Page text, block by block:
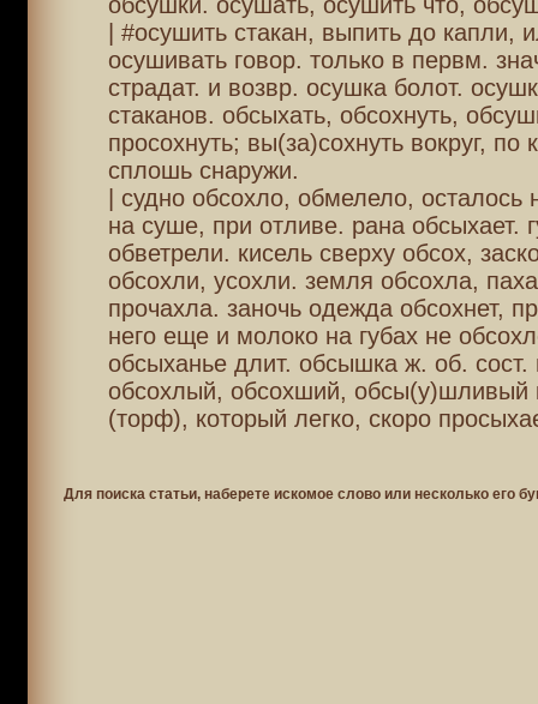
| #осушить стакан, выпить до капли,
осушивать говор. только в первм.
страдат. и возвр. осушка болот.
стаканов. обсыхать, обсохнуть,
просохнуть; вы(за)сохнуть вокруг, по
сплошь снаружи.
| судно обсохло, обмелело, осталось
на суше, при отливе. рана обсыхает.
обветрели. кисель сверху обсох,
обсохли, усохли. земля обсохла,
прочахла. заночь одежда обсохнет,
него еще и молоко на губах не
обсыханье длит. обсышка ж. об. сост.
обсохлый, обсохший, обсы(у)шливый
(торф), который легко, скоро
Для поиска статьи, наберете искомое слово или несколько его